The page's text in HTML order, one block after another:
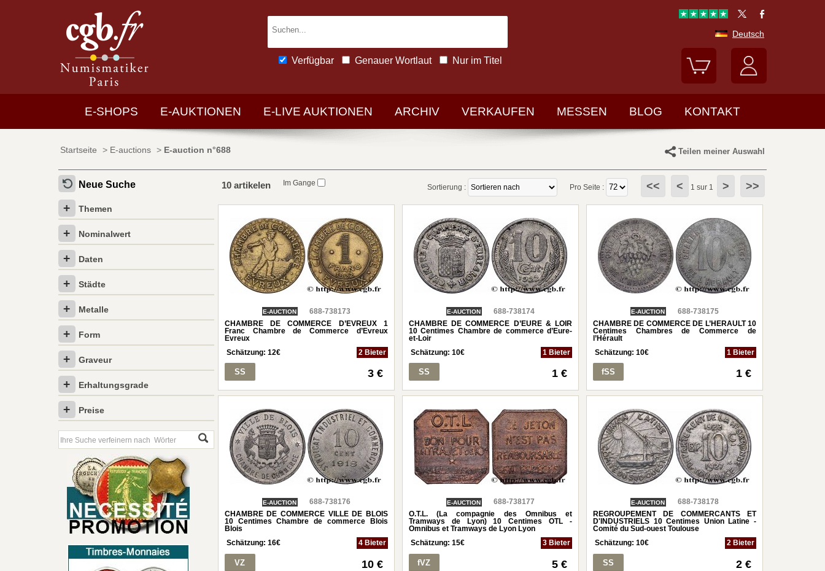
Verfügbar Genauer Wortlaut Nur im Titel
Deutsch
E-SHOPS E-AUKTIONEN E-LIVE AUKTIONEN ARCHIV VERKAUFEN MESSEN BLOG KONTAKT
Startseite > E-auctions > E-auction n°688 Teilen meiner Auswahl
Neue Suche
Themen
Nominalwert
Daten
Städte
Metalle
Form
Graveur
Erhaltungsgrade
Preise
10 artikelen Im Gange Sortierung : Pro Seite : << < 1 sur 1 > >>
E-AUCTION
688-738173
CHAMBRE DE COMMERCE D’EVREUX 1
Franc Chambre de Commerce d’Evreux
Evreux
Schätzung:12€ 2 Bieter
SS 3 €
E-AUCTION
688-738174
CHAMBRE DE COMMERCE D’EURE & LOIR
10 Centimes Chambre de commerce d’Eure-
et-Loir
Schätzung:10€ 1 Bieter
SS 1 €
E-AUCTION
688-738175
CHAMBRE DE COMMERCE DE L’HERAULT 10
Centimes Chambres de Commerce de
l’Hérault
Schätzung:10€ 1 Bieter
fSS 1 €
E-AUCTION
688-738176
CHAMBRE DE COMMERCE VILLE DE BLOIS
10 Centimes Chambre de commerce Blois
Blois
Schätzung:16€ 4 Bieter
VZ 10 €
E-AUCTION
688-738177
O.T.L. (La compagnie des Omnibus et
Tramways de Lyon) 10 Centimes OTL -
Omnibus et Tramways de Lyon Lyon
Schätzung:15€ 3 Bieter
fVZ 5 €
E-AUCTION
688-738178
REGROUPEMENT DE COMMERCANTS ET
D'INDUSTRIELS 10 Centimes Union Latine -
Comité du Sud-ouest Toulouse
Schätzung:10€ 2 Bieter
SS 2 €